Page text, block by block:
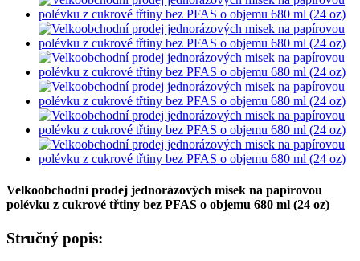
Velkoobchodní prodej jednorázových misek na papírovou
polévku z cukrové třtiny bez PFAS o objemu 680 ml (24 oz)
Stručný popis: